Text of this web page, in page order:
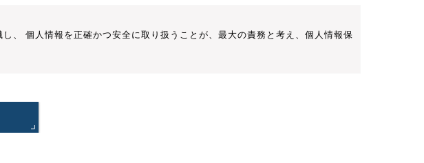
、 個人情報を正確かつ安全に取り扱うことが、最大の責務と考え、個人情報保
定 されている他のウェブサイトから取得された各種情報の利用によって生じた